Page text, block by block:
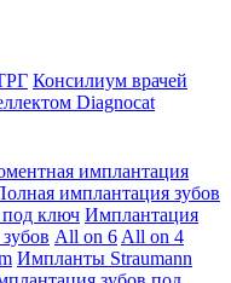
Консилиум врачей
Diagnocat
имплантация
имплантация зубов
ключ Имплантация
All on 6 All on 4
Импланты Straumann